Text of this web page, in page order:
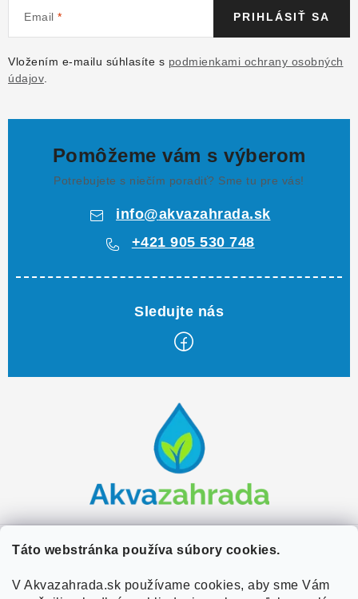
Táto webstránka používa súbory cookies.
V Akvazahrada.sk používame cookies, aby sme Vám
Email
Vložením e-mailu súhlasíte s podmienkami ochrany osobných
údajov
PRIHLÁSIŤ SA
Pomôžeme vám s výberom
Potrebujete s niečím poradiť? Sme tu pre vás!
info@akvazahrada.sk
+421 905 530 748
e
Zákaznícky servis
Užitočné informácie